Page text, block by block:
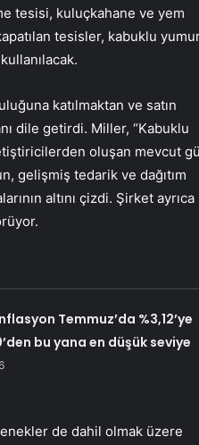
tesisi, kuluçkahane ve yem
tesisler, kabuklu
katılmaktan ve satın
dile getirdi. Miller, “Kabuklu
oluşan mevcut
gelişmiş tedarik ve dağıtım
altını çizdi. Şirket ayrıca
Temmuz’da %3,12’ye
bu yana en düşük seviye
de dahil olmak üzere